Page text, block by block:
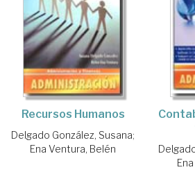
Recursos Humanos
Delgado González, Susana;
Ena Ventura, Belén